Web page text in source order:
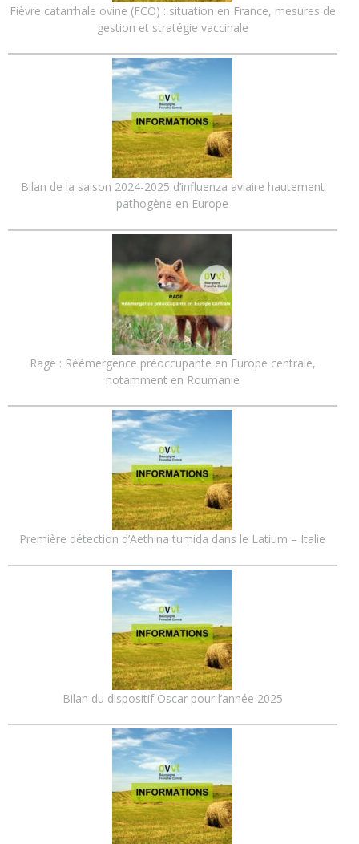
Fièvre catarrhale ovine (FCO) : situation en France, mesures de
gestion et stratégie vaccinale
Bilan de la saison 2024-2025 d’influenza aviaire hautement
pathogène en Europe
Rage : Réémergence préoccupante en Europe centrale,
notamment en Roumanie
Première détection d’Aethina tumida dans le Latium – Italie
Bilan du dispositif Oscar pour l’année 2025